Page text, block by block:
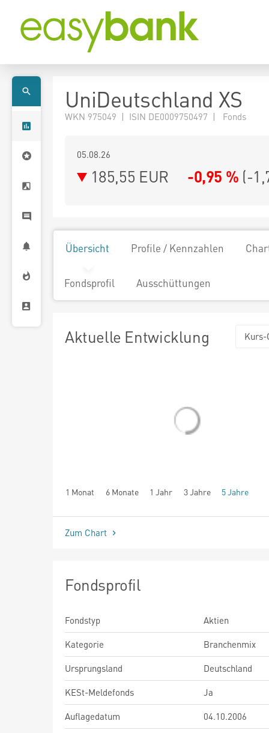
UniDeutschland XS
WKN 975049 | ISIN DE0009750497 | Fonds
05.08.26
185,55 EUR -0,95 % (-
Übersicht Profile / Kennzahlen
Fondsprofil Ausschüttungen
Aktuelle Entwicklung Kurs-
1 Monat 6 Monate 1 Jahr 3 Jahre 5 Jahre
seit Beginn
Zum Chart
Fondsprofil
Fondstyp
Aktien
Kategorie
Branchenmix
Ursprungsland
Deutschland
KESt-Meldefonds
Ja
Auflagedatum
04.10.2006